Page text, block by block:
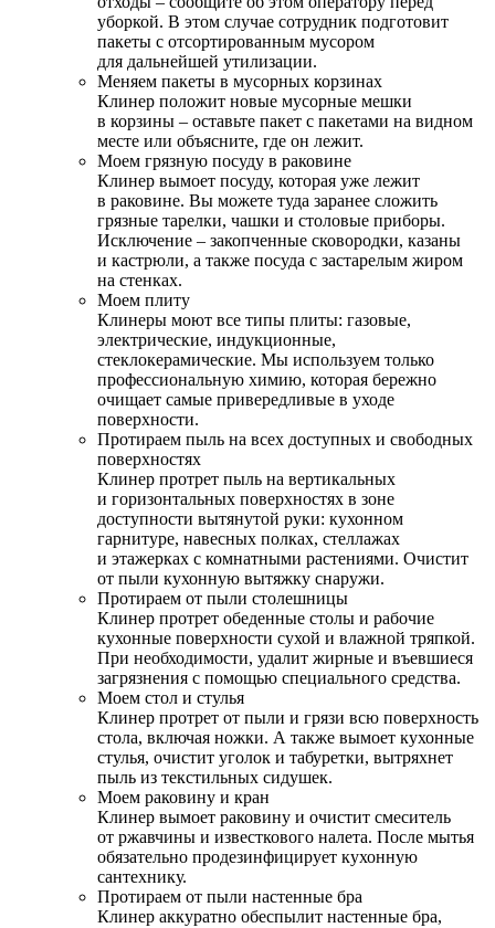
уборкой. В этом случае сотрудник подготовит
пакеты с отсортированным мусором
для дальнейшей утилизации.
Меняем пакеты в мусорных корзинах
Клинер положит новые мусорные мешки
в корзины – оставьте пакет с пакетами на видном
месте или объясните, где он лежит.
Моем грязную посуду в раковине
Клинер вымоет посуду, которая уже лежит
в раковине. Вы можете туда заранее сложить
грязные тарелки, чашки и столовые приборы.
Исключение – закопченные сковородки, казаны
и кастрюли, а также посуда с застарелым жиром
на стенках.
Моем плиту
Клинеры моют все типы плиты: газовые,
электрические, индукционные,
стеклокерамические. Мы используем только
профессиональную химию, которая бережно
очищает самые привередливые в уходе
поверхности.
Протираем пыль на всех доступных и свободных
поверхностях
Клинер протрет пыль на вертикальных
и горизонтальных поверхностях в зоне
доступности вытянутой руки: кухонном
гарнитуре, навесных полках, стеллажах
и этажерках с комнатными растениями. Очистит
от пыли кухонную вытяжку снаружи.
Протираем от пыли столешницы
Клинер протрет обеденные столы и рабочие
кухонные поверхности сухой и влажной тряпкой.
При необходимости, удалит жирные и въевшиеся
загрязнения с помощью специального средства.
Моем стол и стулья
Клинер протрет от пыли и грязи всю поверхность
стола, включая ножки. А также вымоет кухонные
стулья, очистит уголок и табуретки, вытряхнет
пыль из текстильных сидушек.
Моем раковину и кран
Клинер вымоет раковину и очистит смеситель
от ржавчины и известкового налета. После мытья
обязательно продезинфицирует кухонную
сантехнику.
Протираем от пыли настенные бра
Клинер аккуратно обеспылит настенные бра,